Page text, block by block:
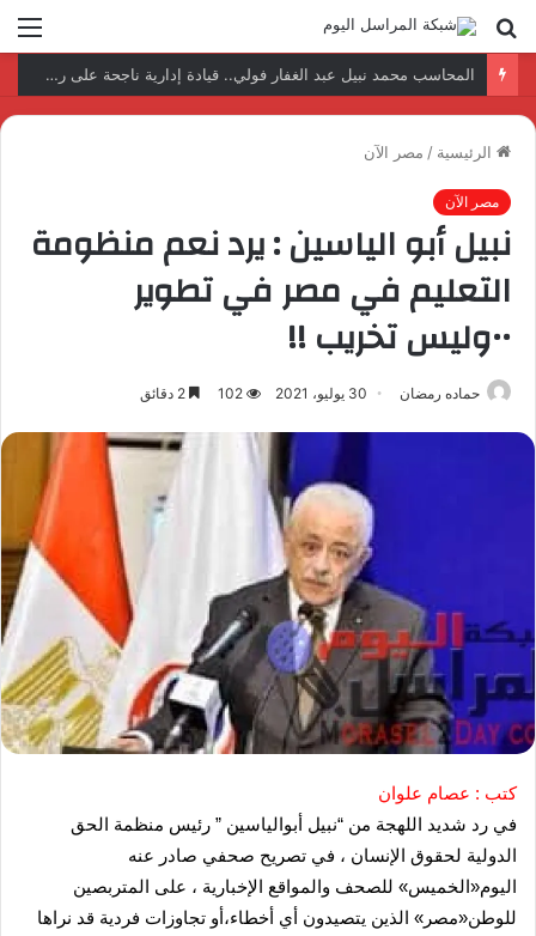
بحث
عن
نتائج إيجابية بعد زيارة وفد الجامعة المصرية النتائج إيجابية بعد زيارة وفد الجامعة المصرية الروسية لمصنع الإلكترونياتروسية لمصنع الإلكترونيات
الرئيسية / مصر الآن
مصر الآن
نبيل أبو الياسين : يرد نعم منظومة
التعليم في مصر في تطوير
••وليس تخريب !!
حماده رمضان 30 يوليو، 2021 102
كتب : عصام علوان
في رد شديد اللهجة من “نبيل أبوالياسين ” رئيس منظمة الحق
الدولية لحقوق الإنسان ، في تصريح صحفي صادر عنه
اليوم«الخميس» للصحف والمواقع الإخبارية ، على المتربصين
للوطن«مصر» الذين يتصيدون أي أخطاء،أو تجاوزات فردية قد نراها